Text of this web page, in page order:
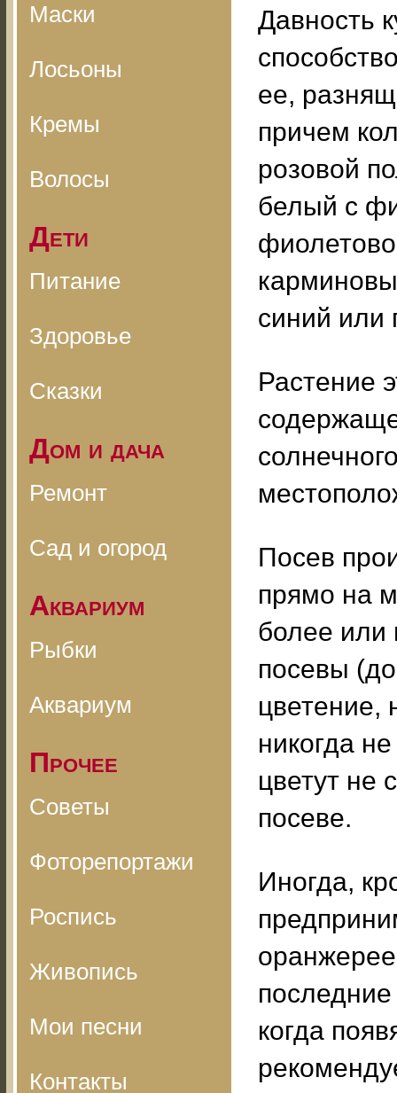
Маски
Лосьоны
Кремы
Волосы
Дети
Питание
Здоровье
Сказки
Дом и дача
Ремонт
Сад и огород
Аквариум
Рыбки
Аквариум
Прочее
Советы
Фоторепортажи
Роспись
Живопись
Мои песни
Контакты
Давность
ее,
причем
розовой
белый с
синий или
Растение
Посев
прямо на
более или
посевы
цветение,
никогда
цветут не
посеве.
Иногда,
последние
когда